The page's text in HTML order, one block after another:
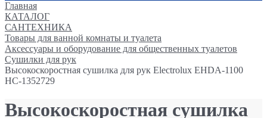
Главная
КАТАЛОГ
САНТЕХНИКА
Товары для ванной комнаты и туалета
Аксессуары и оборудование для общественных туалетов
Сушилки для рук
Высокоскоростная сушилка для рук Electrolux EHDA-1100
НС-1352729
Высокоскоростная сушилка